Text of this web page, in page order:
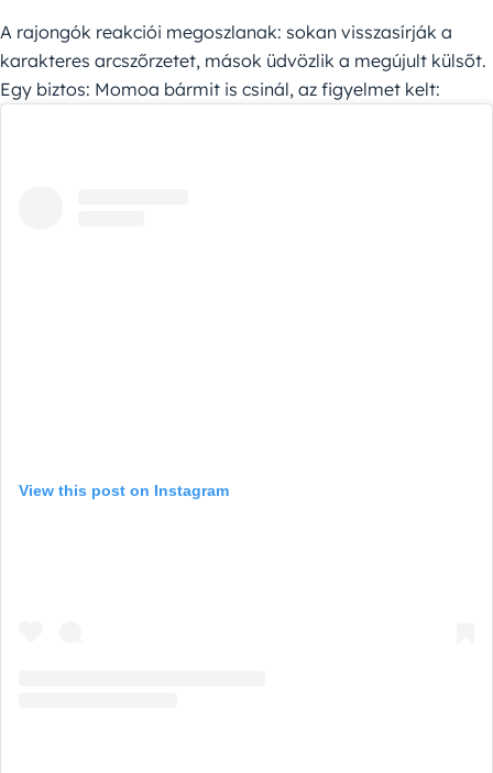
A rajongók reakciói megoszlanak: sokan visszasírják a
karakteres arcszőrzetet, mások üdvözlik a megújult külsőt.
Egy biztos: Momoa bármit is csinál, az figyelmet kelt:
View this post on Instagram